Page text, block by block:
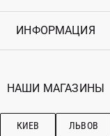
Возврат
Гарантия
Войти
Ostriv Club+
ИНФОРМАЦИЯ
Наши магазини
Рекомендации по уходу
НАШИ МАГАЗИНЫ
КИЕВ ЛЬВОВ